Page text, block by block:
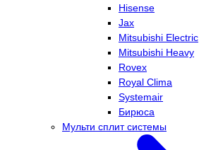
Hisense
Jax
Mitsubishi Electric
Mitsubishi Heavy
Rovex
Royal Clima
Systemair
Бирюса
Мульти сплит системы